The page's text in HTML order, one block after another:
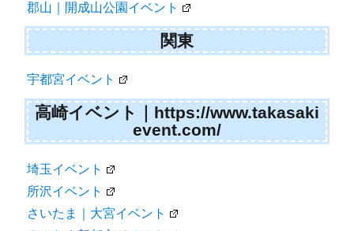
郡山｜開成山公園イベント
関東
宇都宮イベント
高崎イベント｜https://www.takasaki
event.com/
埼玉イベント
所沢イベント
さいたま｜大宮イベント